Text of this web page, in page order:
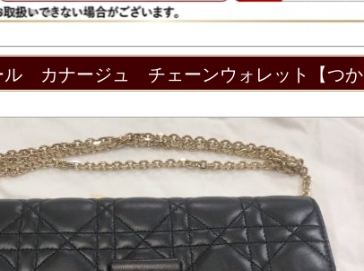
ール カナージュ チェーンウォレット【つか